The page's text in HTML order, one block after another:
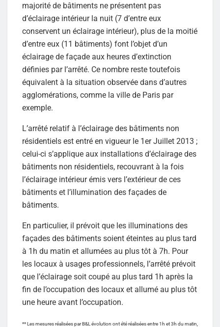
majorité de bâtiments ne présentent pas
d’éclairage intérieur la nuit (7 d’entre eux
conservent un éclairage intérieur), plus de la moitié
d’entre eux (11 bâtiments) font l’objet d’un
éclairage de façade aux heures d’extinction
définies par l’arrêté. Ce nombre reste toutefois
équivalent à la situation observée dans d’autres
agglomérations, comme la ville de Paris par
exemple.
L’arrêté relatif à l’éclairage des bâtiments non
résidentiels est entré en vigueur le 1er Juillet 2013 ;
celui-ci s’applique aux installations d’éclairage des
bâtiments non résidentiels, recouvrant à la fois
l’éclairage intérieur émis vers l’extérieur de ces
bâtiments et l’illumination des façades de
bâtiments.
En particulier, il prévoit que les illuminations des
façades des bâtiments soient éteintes au plus tard
à 1h du matin et allumées au plus tôt à 7h. Pour
les locaux à usages professionnels, l’arrêté prévoit
que l’éclairage soit coupé au plus tard 1h après la
fin de l’occupation des locaux et allumé au plus tôt
une heure avant l’occupation.
** Les mesures réalisées par B&L évolution ont été réalisées entre 1h et 3h du matin,